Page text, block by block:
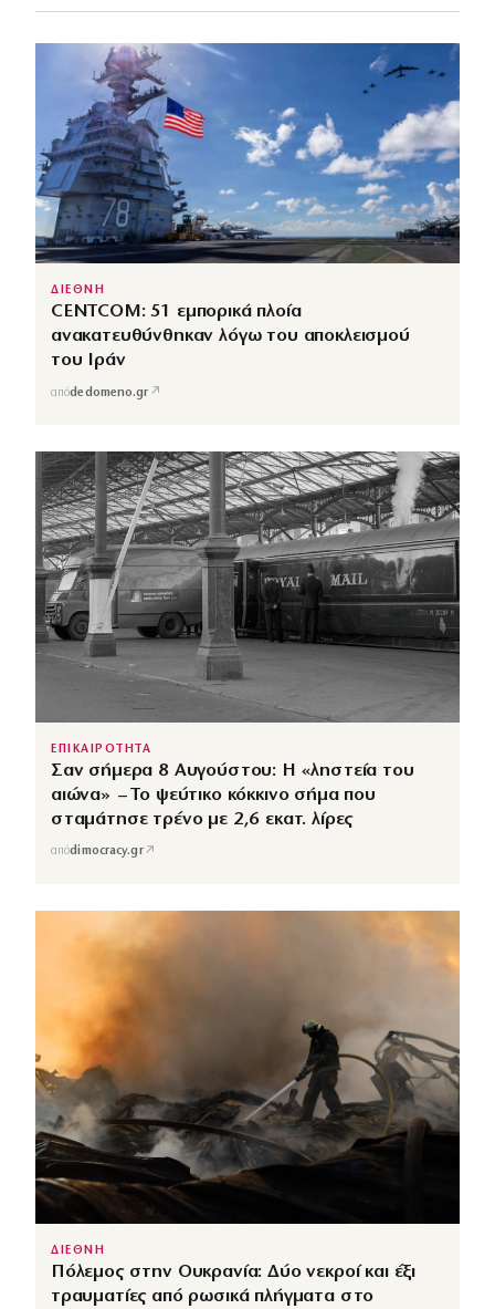
ΔΙΕΘΝΗ
CENTCOM: 51 εμπορικά πλοία
ανακατευθύνθηκαν λόγω του αποκλεισμού
του Ιράν
απόdedomeno.gr ↗
ΕΠΙΚΑΙΡΟΤΗΤΑ
Σαν σήμερα 8 Αυγούστου: Η «ληστεία του
αιώνα» – Το ψεύτικο κόκκινο σήμα που
σταμάτησε τρένο με 2,6 εκατ. λίρες
απόdimocracy.gr↗
ΔΙΕΘΝΗ
Πόλεμος στην Ουκρανία: Δύο νεκροί και έξι
τραυματίες από ρωσικά πλήγματα στο